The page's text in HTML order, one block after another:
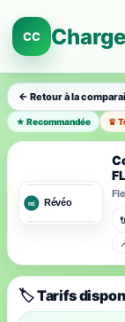
CC
← Retour à la
★ Recommandée ♛
🏷️ Tarifs